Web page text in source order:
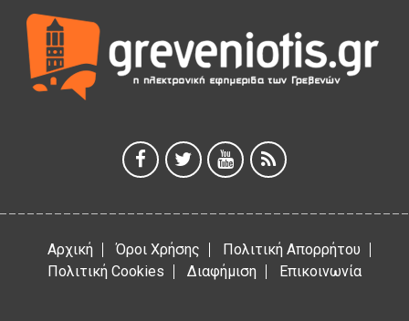
εξοπλισμού γυμναστηρίου
5 Αυγούστου 2026
ΑΗ ΛΑΟΣ | 5 Αυγούστου | Υπαίθριο Θέατρο “Καστράκι”,
Γρεβενά
5 Αυγούστου 2026
5 Αυγούστου 2026
Αρχική Όροι Χρήσης
Πολιτική Απορρήτου
Πολιτική Cookies
Διαφήμιση Επικοινωνία